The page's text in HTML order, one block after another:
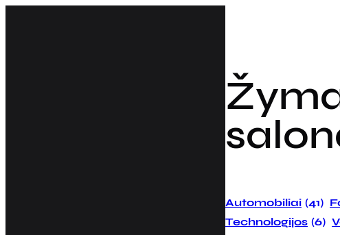
Automobiliai (41)
Technologijos (6)